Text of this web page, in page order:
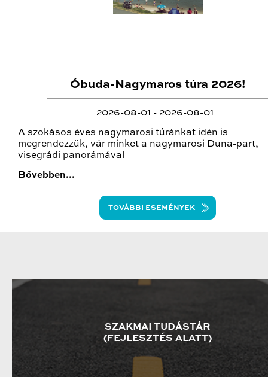
Óbuda-Nagymaros túra 2026!
2026-08-01 - 2026-08-01
A szokásos éves nagymarosi túránkat idén is
megrendezzük, vár minket a nagymarosi Duna-part,
visegrádi panorámával
Bővebben...
TOVÁBBI ESEMÉNYEK
SZAKMAI TUDÁSTÁR
(FEJLESZTÉS ALATT)